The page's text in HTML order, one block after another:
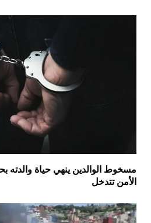
مسخوط الوالدين ينهي حياة والدته
الأمن تتدخل